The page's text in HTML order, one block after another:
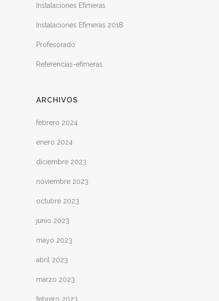
Instalaciones Efímeras
Instalaciones Efímeras 2018
Profesorado
Referencias-efímeras
ARCHIVOS
febrero 2024
enero 2024
diciembre 2023
noviembre 2023
octubre 2023
junio 2023
mayo 2023
abril 2023
marzo 2023
febrero 2023